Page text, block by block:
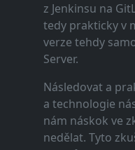
z Jenkinsu na
tedy prakticky v
verze tehdy
Server.
Následovat a
a technologie
nám náskok ve
nedělat. Tyto